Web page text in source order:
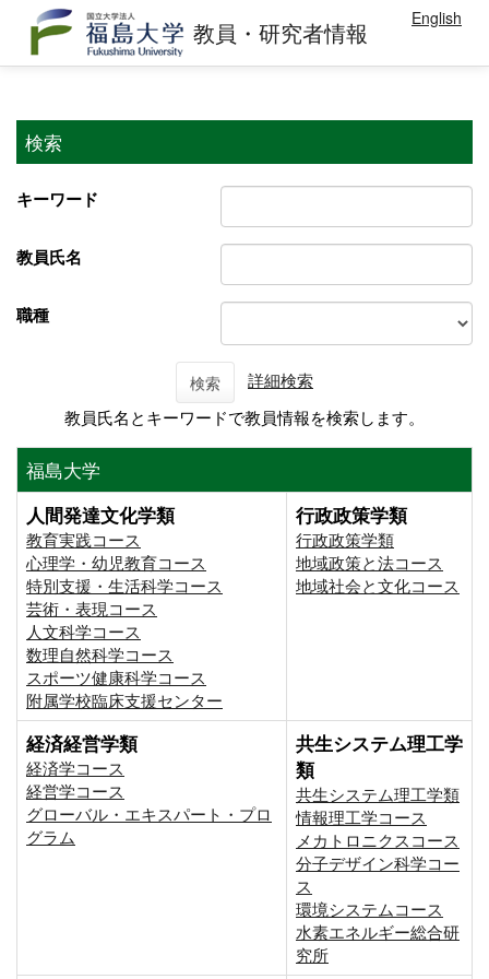
教員・研究者情報 English
検索
キーワード
教員氏名
職種
検索
詳細検索
教員氏名とキーワードで教員情報を検索します。
福島大学
人間発達文化学類
教育実践コース
心理学・幼児教育コース
特別支援・生活科学コース
芸術・表現コース
人文科学コース
数理自然科学コース
スポーツ健康科学コース
附属学校臨床支援センター
行政政策学類
行政政策学類
地域政策と法コース
地域社会と文化コース
経済経営学類
経済学コース
経営学コース
グローバル・エキスパート・プロ
グラム
共生システム理工学
類
共生システム理工学類
情報理工学コース
メカトロニクスコース
分子デザイン科学コー
ス
環境システムコース
⽔素エネルギー総合研
究所